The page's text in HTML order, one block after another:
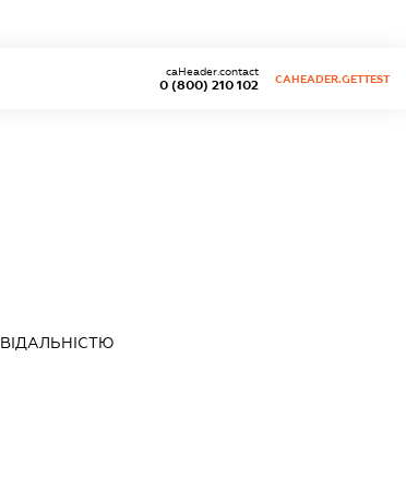
0 (800) 210 102
caHeader.contact
CAHEADER.GETTEST